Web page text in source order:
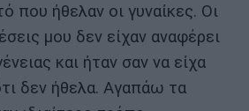
που ήθελαν οι γυναίκες. Οι
μου δεν είχαν αναφέρει
και ήταν σαν να είχα
δεν ήθελα. Αγαπάω τα